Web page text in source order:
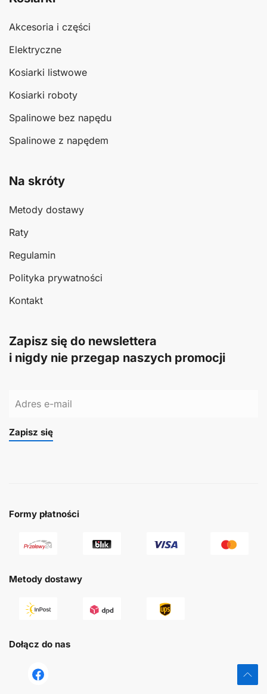
Akcesoria i części
Elektryczne
Kosiarki listwowe
Kosiarki roboty
Spalinowe bez napędu
Spalinowe z napędem
Na skróty
Metody dostawy
Raty
Regulamin
Polityka prywatności
Kontakt
Zapisz się do newslettera
i nigdy nie przegap naszych promocji
Zapisz się
Formy płatności
Metody dostawy
Dołącz do nas